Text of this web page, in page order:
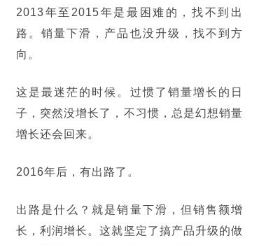
2013年至2015年是最困难的，找不到出
路。销量下滑，产品也没升级，找不到方
向。
这是最迷茫的时候。过惯了销量增长的日
子，突然没增长了，不习惯，总是幻想销量
增长还会回来。
2016年后，有出路了。
出路是什么？就是销量下滑，但销售额增
长，利润增长。这就坚定了搞产品升级的做